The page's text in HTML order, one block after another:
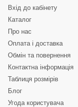
факторів:
що
пори року.
підібрати
це класичний
вам найкращі
Вхід до кабінету
Каталог
Про нас
Оплата і доставка
Обмін та повернення
Контактна інформація
Таблиця розмірів
Блог
Угода користувача